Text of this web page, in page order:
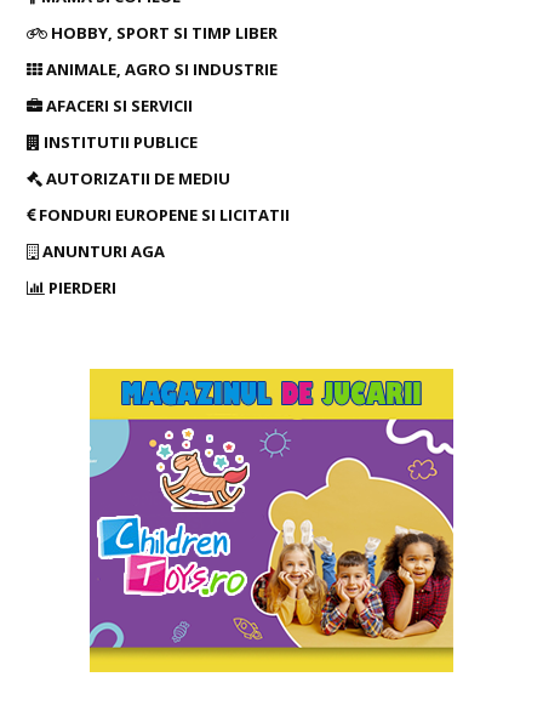
HOBBY, SPORT SI TIMP LIBER
ANIMALE, AGRO SI INDUSTRIE
AFACERI SI SERVICII
INSTITUTII PUBLICE
AUTORIZATII DE MEDIU
FONDURI EUROPENE SI LICITATII
ANUNTURI AGA
PIERDERI